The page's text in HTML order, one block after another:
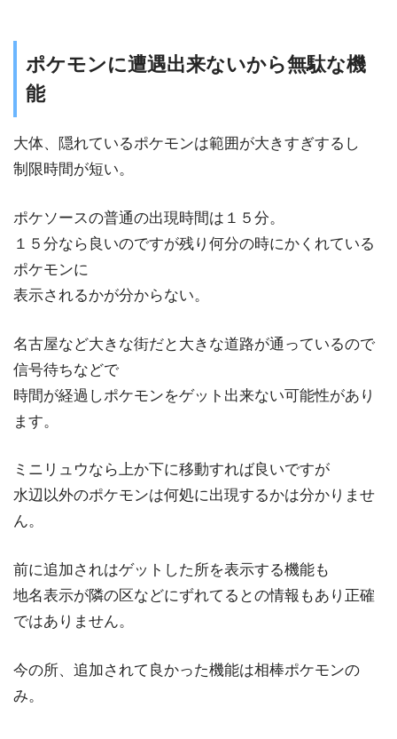
ポケモンに遭遇出来ないから無駄な機
能
大体、隠れているポケモンは範囲が大きすぎするし
制限時間が短い。
ポケソースの普通の出現時間は１５分。
１５分なら良いのですが残り何分の時にかくれている
ポケモンに
表示されるかが分からない。
名古屋など大きな街だと大きな道路が通っているので
信号待ちなどで
時間が経過しポケモンをゲット出来ない可能性があり
ます。
ミニリュウなら上か下に移動すれば良いですが
水辺以外のポケモンは何処に出現するかは分かりませ
ん。
前に追加されはゲットした所を表示する機能も
地名表示が隣の区などにずれてるとの情報もあり正確
ではありません。
今の所、追加されて良かった機能は相棒ポケモンの
み。